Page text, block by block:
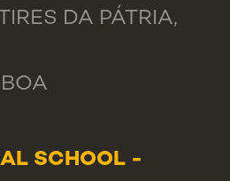
DA PÁTRIA,
SCHOOL -